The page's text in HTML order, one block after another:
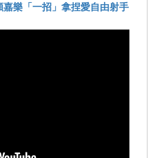
樂「一招」拿捏愛自由射手